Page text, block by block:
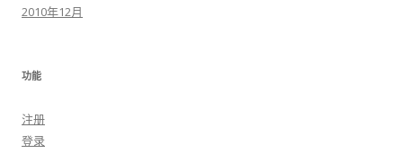
2010年12月
功能
注册
登录